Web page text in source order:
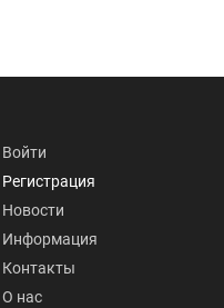
Войти
Регистрация
Новости
Информация
Контакты
О нас